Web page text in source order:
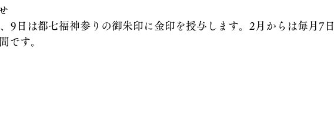
9日は都七福神参りの御朱印に金印を授与します。2月からは毎月7日
です。